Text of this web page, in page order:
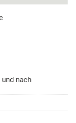
nach